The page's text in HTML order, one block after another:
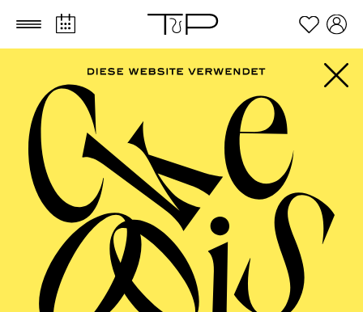
Zum Hauptinhalt springen Zum Footer springen
Audiodeskription
Mit den Ohren sehen
Mit Audiodeskription und Tastführungen
bietet das Aalto Ballett Essen blinden und
seheingeschränkten Tanzbegeisterten die
Gelegenheit, an ausgewählten Terminen
Ballettaufführungen zu erleben.